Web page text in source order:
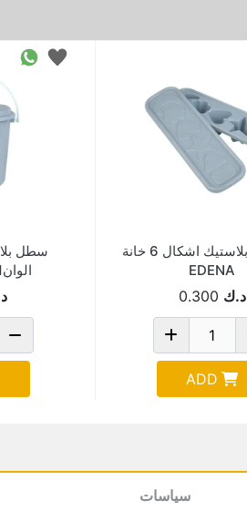
قالب ثلج بلاستيك اشكال 6 خانة
EDENA
د.ك 0.300
ADD
الوانEDENA-2001
سياسات